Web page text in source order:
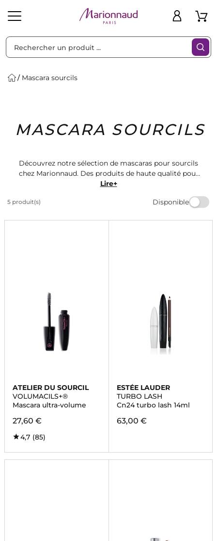
Solaire Homme Marques Idées
Cadeaux
Bons
Plans
Mascara sourcils
MASCARA SOURCILS
Découvrez notre sélection de mascaras pour sourcils
chez Marionnaud. Des produits de haute qualité pour
des sourcils parfaitement définis et mis en valeur.
maquillage et obtenir un regard irrésistible. Faites
Lire+
5 produit(s) Disponible
Filtres
ATELIER DU SOURCIL
VOLUMACILS+®
Mascara ultra-volume
27,60 €
4,7 (85)
ESTÉE LAUDER
TURBO LASH
Cn24 turbo lash 14ml
63,00 €